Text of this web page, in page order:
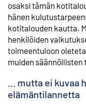
osaksi tämän
hänen
kotitalouden kautta.
henkilöiden
toimeentuloon
muiden
… mutta ei kuvaa
elämäntilannetta